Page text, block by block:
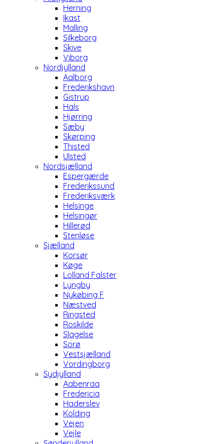
Herning
Ikast
Malling
Silkeborg
Skive
Viborg
Nordjylland
Aalborg
Frederikshavn
Gistrup
Hals
Hjørring
Sæby
Skørping
Thisted
Ulsted
Nordsjælland
Espergærde
Frederikssund
Frederiksværk
Helsinge
Helsingør
Hillerød
Stenløse
Sjælland
Korsør
Køge
Lolland Falster
Lyngby
Nykøbing F
Næstved
Ringsted
Roskilde
Slagelse
Sorø
Vestsjælland
Vordingborg
Sydjylland
Aabenraa
Fredericia
Haderslev
Kolding
Vejen
Vejle